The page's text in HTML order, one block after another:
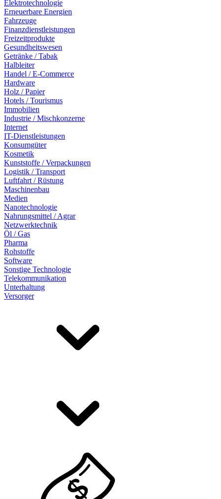
Elektrotechnologie
Erneuerbare Energien
Fahrzeuge
Finanzdienstleistungen
Freizeitprodukte
Gesundheitswesen
Getränke / Tabak
Halbleiter
Handel / E-Commerce
Hardware
Holz / Papier
Hotels / Tourismus
Immobilien
Industrie / Mischkonzerne
Internet
IT-Dienstleistungen
Konsumgüter
Kosmetik
Kunststoffe / Verpackungen
Logistik / Transport
Luftfahrt / Rüstung
Maschinenbau
Medien
Nanotechnologie
Nahrungsmittel / Agrar
Netzwerktechnik
Öl / Gas
Pharma
Rohstoffe
Software
Sonstige Technologie
Telekommunikation
Unterhaltung
Versorger